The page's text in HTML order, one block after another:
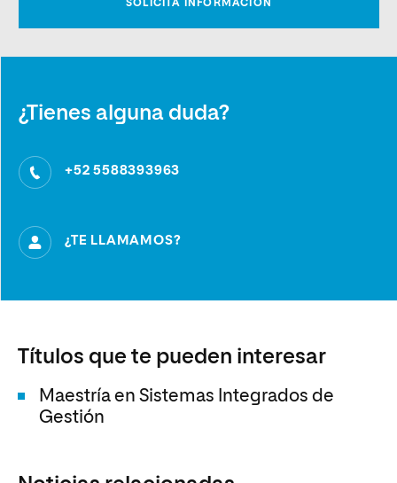
¿Tienes alguna duda?
+52 5588393963
¿TE LLAMAMOS?
Títulos que te pueden interesar
Maestría en Sistemas Integrados de
Gestión